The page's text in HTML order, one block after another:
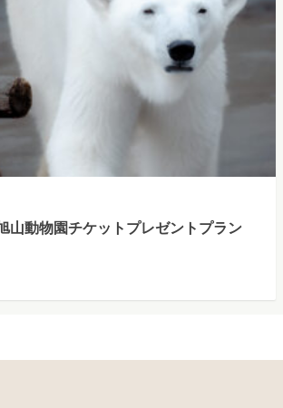
山動物園チケットプレゼントプラン